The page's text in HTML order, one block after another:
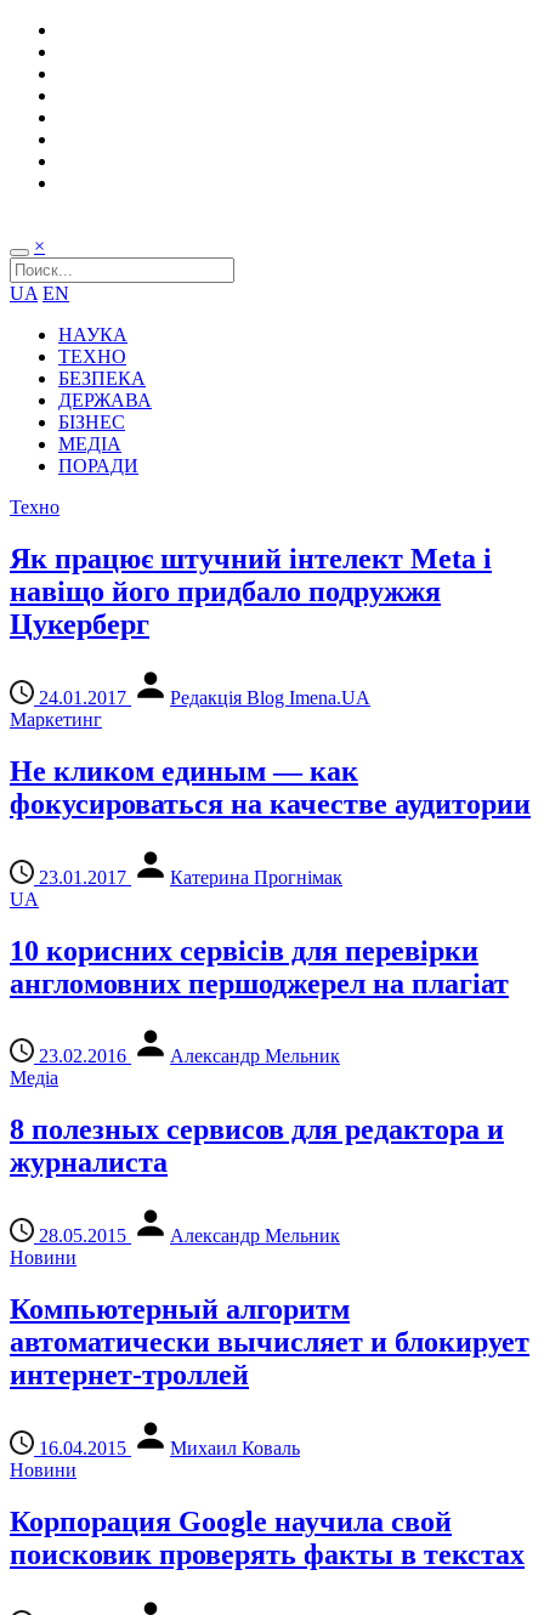
×
UA EN
НАУКА
ТЕХНО
БЕЗПЕКА
ДЕРЖАВА
БІЗНЕС
МЕДІА
ПОРАДИ
Техно
Як працює штучний інтелект Meta і
навіщо його придбало подружжя
Цукерберг
24.01.2017
Редакція Blog Imena.UA
Маркетинг
Не кликом единым — как
фокусироваться на качестве аудитории
23.01.2017
Катерина Прогнімак
UA
10 корисних сервісів для перевірки
англомовних першоджерел на плагіат
23.02.2016
Александр Мельник
Медіа
8 полезных сервисов для редактора и
журналиста
28.05.2015
Александр Мельник
Новини
Компьютерный алгоритм
автоматически вычисляет и блокирует
интернет-троллей
16.04.2015
Михаил Коваль
Новини
Корпорация Google научила свой
поисковик проверять факты в текстах